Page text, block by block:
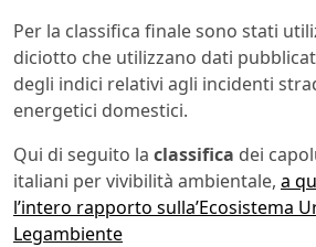
Per la classifica finale sono stati
diciotto che utilizzano dati
degli indici relativi agli incidenti
energetici domestici.
Qui di seguito la classifica dei
italiani per vivibilità ambientale, a
l’intero rapporto sulla’Ecosistema
Legambiente